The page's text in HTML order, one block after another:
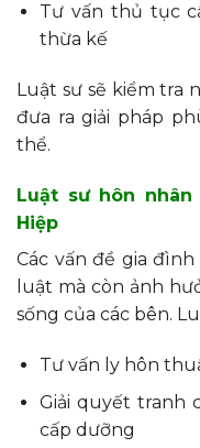
Tư vấn thủ tục
thừa kế
Luật sư sẽ kiểm tra
đưa ra giải pháp
thể.
Luật sư hôn
Hiệp
Các vấn đề gia
luật mà còn ảnh
sống của các bên.
Tư vấn ly hôn
Giải quyết tranh
cấp dưỡng